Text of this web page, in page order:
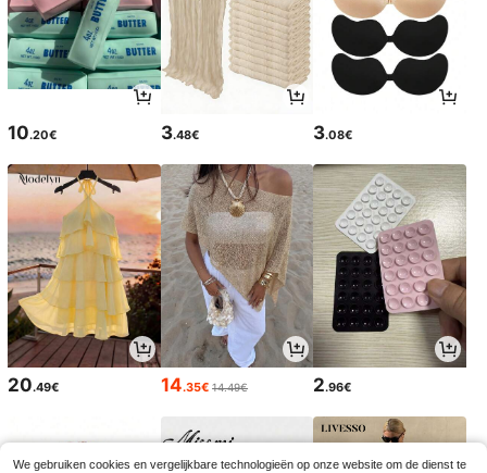
10.20€ 3.48€ 3.08€
20.49€ 14.35€ 14.49€ 2.96€
We gebruiken cookies en vergelijkbare technologieën op onze website om de dienst te